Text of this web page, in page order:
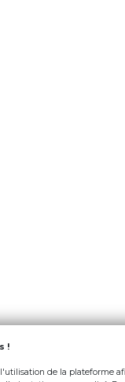
!
de la plateforme